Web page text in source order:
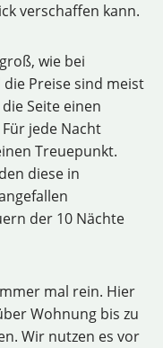
verschaffen kann.
wie bei
Preise sind meist
Seite einen
jede Nacht
Treuepunkt.
diese in
der 10 Nächte
mal rein. Hier
Wohnung bis zu
Wir nutzen es vor